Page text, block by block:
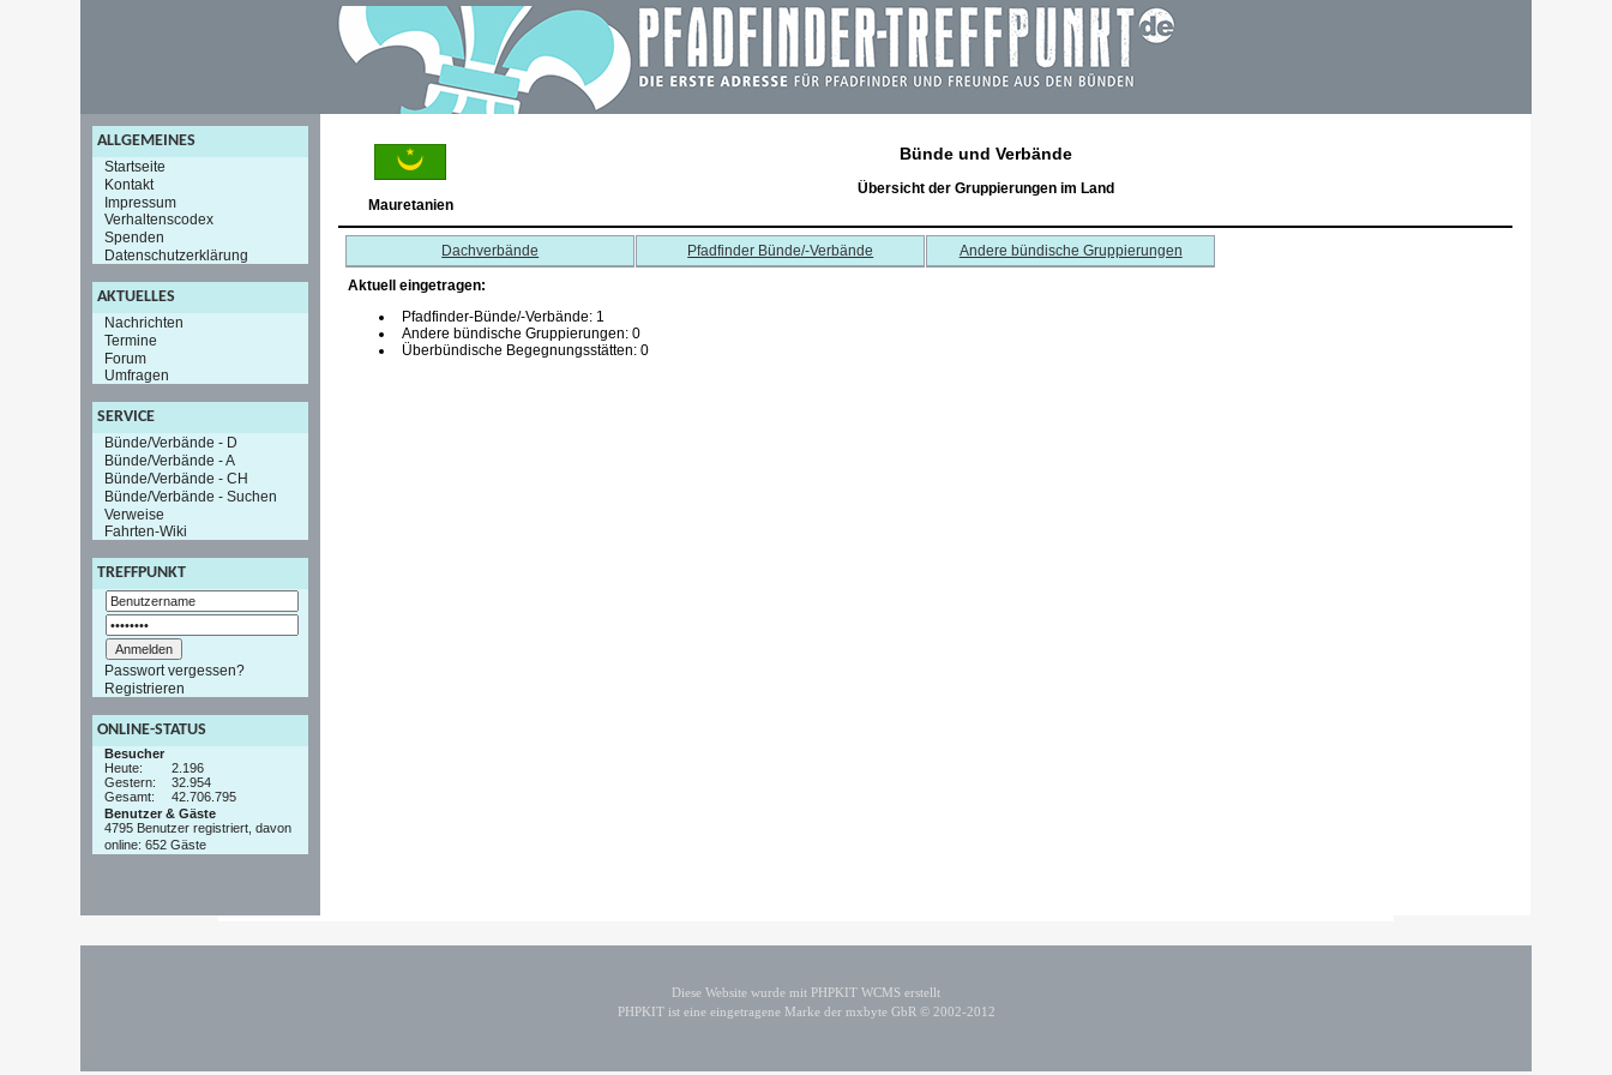
ALLGEMEINES
Startseite
Kontakt
Impressum
Verhaltenscodex
Spenden
Datenschutzerklärung
AKTUELLES
Nachrichten
Termine
Forum
Umfragen
SERVICE
Bünde/Verbände - D
Bünde/Verbände - A
Bünde/Verbände - CH
Bünde/Verbände - Suchen
Verweise
Fahrten-Wiki
TREFFPUNKT
Passwort vergessen?
Registrieren
ONLINE-STATUS
Besucher
Heute:
2.196
Gestern:
32.954
Gesamt:
42.706.795
Benutzer & Gäste
4795 Benutzer registriert, davon
online: 652 Gäste
Mauretanien
Bünde und Verbände
Übersicht der Gruppierungen im Land
Dachverbände Pfadfinder Bünde/-Verbände Andere bündische Gruppierungen
Aktuell eingetragen:
Pfadfinder-Bünde/-Verbände: 1
Andere bündische Gruppierungen: 0
Überbündische Begegnungsstätten: 0
Diese Website wurde mit PHPKIT WCMS erstellt
PHPKIT ist eine eingetragene Marke der mxbyte GbR © 2002-2012